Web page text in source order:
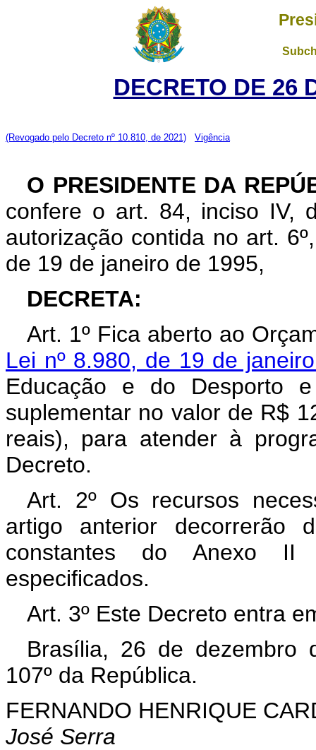
DECRETO DE 26
(Revogado pelo Decreto nº 10.810, de 2021) Vigência
O PRESIDENTE DA
confere o art. 84, inciso IV,
autorização contida no art.
de 19 de janeiro de 1995,
DECRETA:
Art. 1º Fica aberto ao
Lei nº 8.980, de 19 de
Educação e do Desporto
suplementar no valor de R$
reais), para atender à
Decreto.
Art. 2º Os recursos
artigo anterior decorrerão
constantes do Anexo II
especificados.
Art. 3º Este Decreto entra
Brasília, 26 de dezembro
107º da República.
FERNANDO HENRIQUE
José Serra